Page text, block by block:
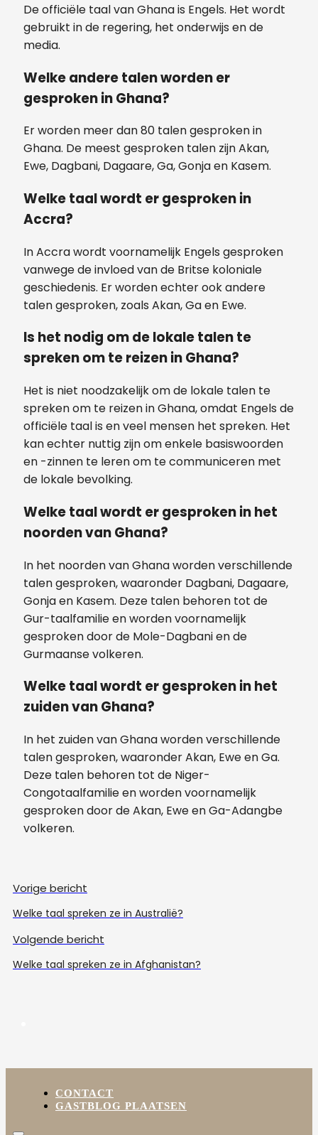
De officiële taal van Ghana is Engels. Het wordt
gebruikt in de regering, het onderwijs en de
media.
Welke andere talen worden er
gesproken in Ghana?
Er worden meer dan 80 talen gesproken in
Ghana. De meest gesproken talen zijn Akan,
Ewe, Dagbani, Dagaare, Ga, Gonja en Kasem.
Welke taal wordt er gesproken in
Accra?
In Accra wordt voornamelijk Engels gesproken
vanwege de invloed van de Britse koloniale
geschiedenis. Er worden echter ook andere
talen gesproken, zoals Akan, Ga en Ewe.
Is het nodig om de lokale talen te
spreken om te reizen in Ghana?
Het is niet noodzakelijk om de lokale talen te
spreken om te reizen in Ghana, omdat Engels de
officiële taal is en veel mensen het spreken. Het
kan echter nuttig zijn om enkele basiswoorden
en -zinnen te leren om te communiceren met
de lokale bevolking.
Welke taal wordt er gesproken in het
noorden van Ghana?
In het noorden van Ghana worden verschillende
talen gesproken, waaronder Dagbani, Dagaare,
Gonja en Kasem. Deze talen behoren tot de
Gur-taalfamilie en worden voornamelijk
gesproken door de Mole-Dagbani en de
Gurmaanse volkeren.
Welke taal wordt er gesproken in het
zuiden van Ghana?
In het zuiden van Ghana worden verschillende
talen gesproken, waaronder Akan, Ewe en Ga.
Deze talen behoren tot de Niger-
Congotaalfamilie en worden voornamelijk
gesproken door de Akan, Ewe en Ga-Adangbe
volkeren.
Vorige bericht
Welke taal spreken ze in Australië?
Volgende bericht
Welke taal spreken ze in Afghanistan?
CONTACT
GASTBLOG PLAATSEN